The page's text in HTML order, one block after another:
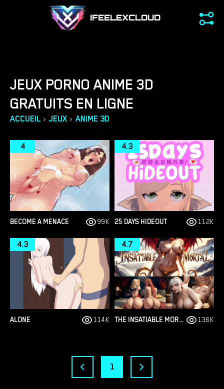
IFEELEXCLOUD
JEUX PORNO ANIME 3D
GRATUITS EN LIGNE
ACCUEIL › JEUX › ANIME 3D
BECOME A MENACE
4
99K 25 DAYS HIDEOUT
4.3
112K
ALONE
4.3
114K THE INSATIABLE MORTAL
4.7
136K
1